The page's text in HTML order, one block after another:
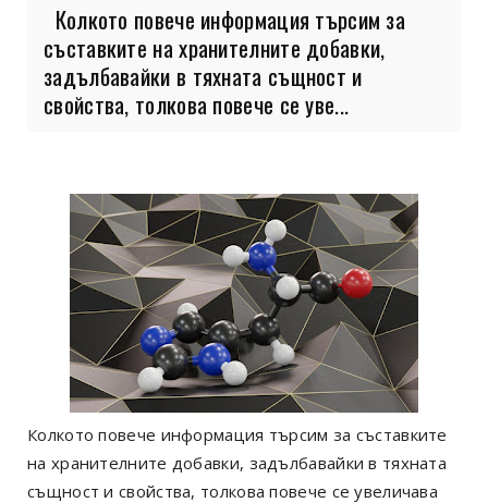
Колкото повече информация търсим за
съставките на хранителните добавки,
задълбавайки в тяхната същност и
свойства, толкова повече се уве...
Колкото повече информация търсим за съставките
на хранителните добавки, задълбавайки в тяхната
същност и свойства, толкова повече се увеличава